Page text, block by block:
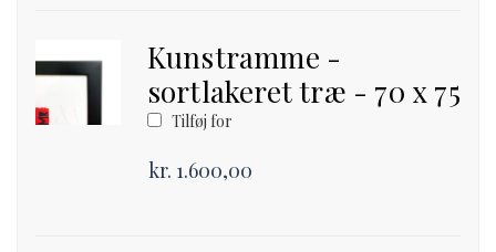
Kunstramme -
sortlakeret træ - 70 x 75
Tilføj for
kr. 1.600,00